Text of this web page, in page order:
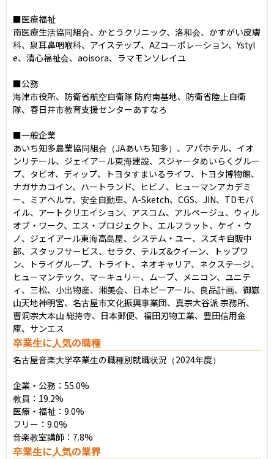
■医療福祉
南医療⽣活協同組合、かとうクリニック、洛和会、かすがい⽪膚
科、泉⽿⿐咽喉科、アイステップ、AZコーポレーション、Ystyl
e、清⼼福祉会、aoisora、ラマモンソレイユ
■公務
海津市役所、防衛省航空⾃衛隊 防府南基地、防衛省陸上⾃衛
隊、春⽇井市教育⽀援センターあすなろ
■一般企業
あいち知多農業協同組合（JAあいち知多）、アパホテル、イオ
ンリテール、ジェイアール東海建設、スジャータめいらくグルー
プ、タビオ、ディップ、トヨタすまいるライフ、トヨタ博物館、
ナガサカコイン、ハートランド、ヒビノ、ヒューマンアカデミ
ー、ミアヘルサ、安全⾃動⾞、A-Sketch、CGS、JIN、TDモバ
イル、アートクリエイション、アスコム、アルページュ、ウィル
オブ・ワーク、エス・プロジェクト、エルフラット、ケイ・ウ
ノ、ジェイアール東海⾼島屋、システム・ユー、スズキ⾃販中
部、スタッフサービス、セラク、テルズ&クイーン、トップワ
ン、トライグループ、トライト、ネオキャリア、ネクステージ、
ヒューマンテック、マーキュリー、ムーブ、メニコン、ユニテ
ィ、三松、⼩出物産、湘美会、⽇本ピーアール、良品計画、御嶽
⼭天地神明宮、名古屋市⽂化振興事業団、真宗⼤⾕派 宗務所、
曹洞宗⼤本⼭ 総持寺、⽇本郵便、福⽥刃物⼯業、豊⽥信⽤⾦
庫、サンエス
卒業生に人気の職種
名古屋音楽大学卒業生の職種別就職状況（2024年度）
企業・公務：55.0%
教員：19.2%
医療・福祉：9.0%
フリー：9.0%
音楽教室講師：7.8%
卒業生に人気の業界